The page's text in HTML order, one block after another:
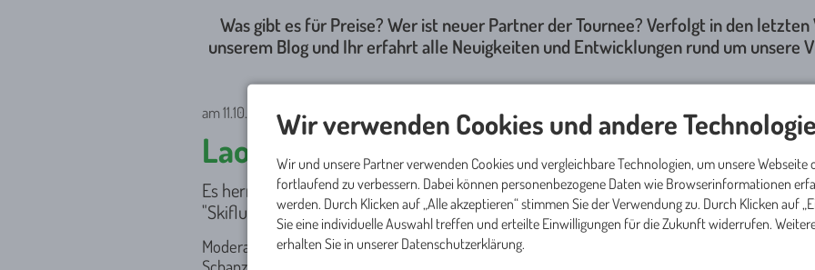
Was gibt es für Preise? Wer ist neuer Partner der Tournee? Verfolgt in den
unserem Blog und Ihr erfahrt alle Neuigkeiten und Entwicklungen rund um unsere
am 11.10.2020
Laola am Schanzentisch
Es herrschte eine grandiose Stimmung bei der zweiten Auflage des
"Skiflugschanzen-Shots" am Montag, den 5. Oktober im Rahmen der Husqvarna
Moderator Bernd Schmelzer heizte die Golferinnen und Golfer kräftig ein, bevor sie den Schlag
Wir verwenden Cookies und andere
Wir und unsere Partner verwenden Cookies und vergleichbare Technologien, um unsere Webseite
fortlaufend zu verbessern. Dabei können personenbezogene Daten wie Browserinformationen
werden. Durch Klicken auf „Alle akzeptieren“ stimmen Sie der Verwendung zu. Durch Klicken auf
Sie eine individuelle Auswahl treffen und erteilte Einwilligungen für die Zukunft widerrufen.
erhalten Sie in unserer Datenschutzerklärung.